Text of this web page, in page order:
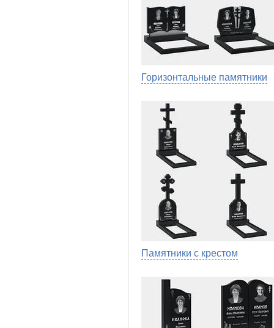
Горизонтальные памятники
Памятники с крестом